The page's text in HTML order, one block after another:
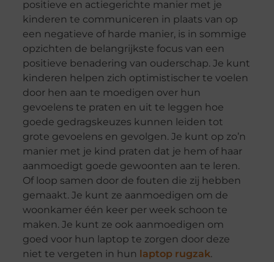
positieve en actiegerichte manier met je
kinderen te communiceren in plaats van op
een negatieve of harde manier, is in sommige
opzichten de belangrijkste focus van een
positieve benadering van ouderschap. Je kunt
kinderen helpen zich optimistischer te voelen
door hen aan te moedigen over hun
gevoelens te praten en uit te leggen hoe
goede gedragskeuzes kunnen leiden tot
grote gevoelens en gevolgen. Je kunt op zo’n
manier met je kind praten dat je hem of haar
aanmoedigt goede gewoonten aan te leren.
Of loop samen door de fouten die zij hebben
gemaakt. Je kunt ze aanmoedigen om de
woonkamer één keer per week schoon te
maken. Je kunt ze ook aanmoedigen om
goed voor hun laptop te zorgen door deze
niet te vergeten in hun laptop rugzak.